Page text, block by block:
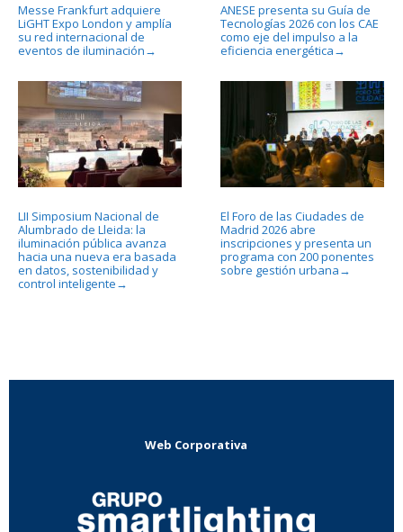
Messe Frankfurt adquiere
LiGHT Expo London y amplía
su red internacional de
eventos de iluminación →
ANESE presenta su Guía de
Tecnologías 2026 con los CAE
como eje del impulso a la
eficiencia energética →
LII Simposium Nacional de
Alumbrado de Lleida: la
iluminación pública avanza
hacia una nueva era basada
en datos, sostenibilidad y
control inteligente →
El Foro de las Ciudades de
Madrid 2026 abre
inscripciones y presenta un
programa con 200 ponentes
sobre gestión urbana →
Web Corporativa